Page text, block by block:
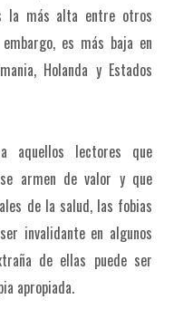
la más alta entre otros
es más baja en
Holanda y Estados
aquellos lectores que
armen de valor y que
de la salud, las fobias
invalidante en algunos
de ellas puede ser
apropiada.